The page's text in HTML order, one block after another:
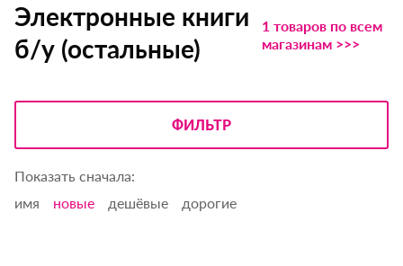
Электронные книги
б/у (остальные)
1 товаров по всем
магазинам >>>
ФИЛЬТР
Показать сначала:
имя
новые дешёвые дорогие